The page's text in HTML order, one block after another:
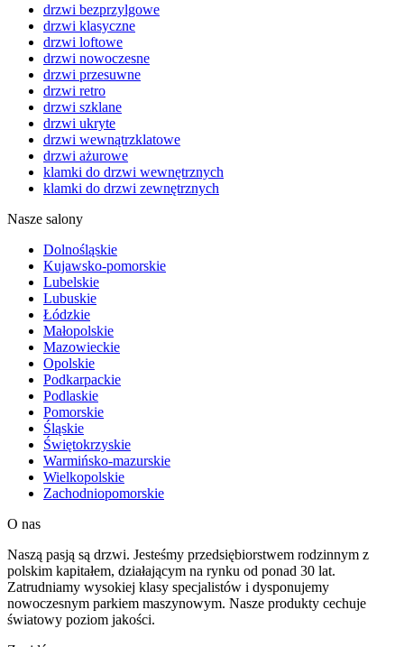
drzwi bezprzylgowe
drzwi klasyczne
drzwi loftowe
drzwi nowoczesne
drzwi przesuwne
drzwi retro
drzwi szklane
drzwi ukryte
drzwi wewnątrzklatowe
drzwi ażurowe
klamki do drzwi wewnętrznych
klamki do drzwi zewnętrznych
Nasze salony
Dolnośląskie
Kujawsko-pomorskie
Lubelskie
Lubuskie
Łódzkie
Małopolskie
Mazowieckie
Opolskie
Podkarpackie
Podlaskie
Pomorskie
Śląskie
Świętokrzyskie
Warmińsko-mazurskie
Wielkopolskie
Zachodniopomorskie
O nas
Naszą pasją są drzwi. Jesteśmy przedsiębiorstwem rodzinnym z
polskim kapitałem, działającym na rynku od ponad 30 lat.
Zatrudniamy wysokiej klasy specjalistów i dysponujemy
nowoczesnym parkiem maszynowym. Nasze produkty cechuje
światowy poziom jakości.